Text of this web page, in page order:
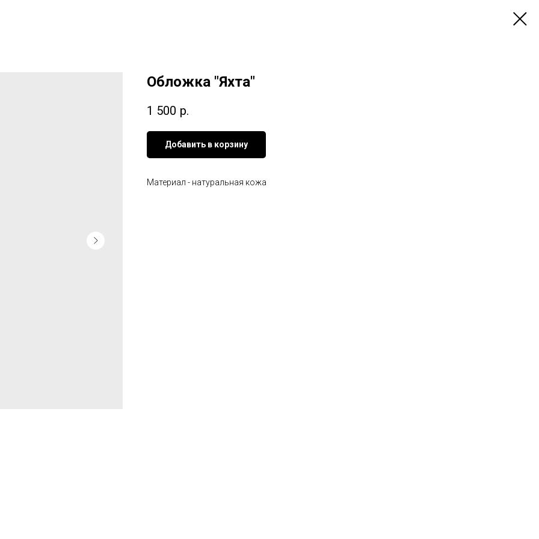
Обложка "Яхта"
1 500 р.
Добавить в корзину
Материал - натуральная кожа